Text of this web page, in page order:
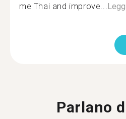
me Thai and improve...
Parlano